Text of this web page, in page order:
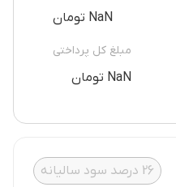
NaN تومان
مبلغ کل پرداختی
NaN تومان
26 درصد سود سالیانه